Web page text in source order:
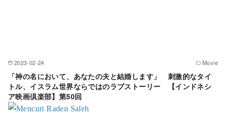
2023-02-24 Movie
「神の名において、あなたの夫と結婚します」 刺激的なタイ
トル、イスラム世界ならではのラブストーリー 【インドネシ
ア映画倶楽部】第50回